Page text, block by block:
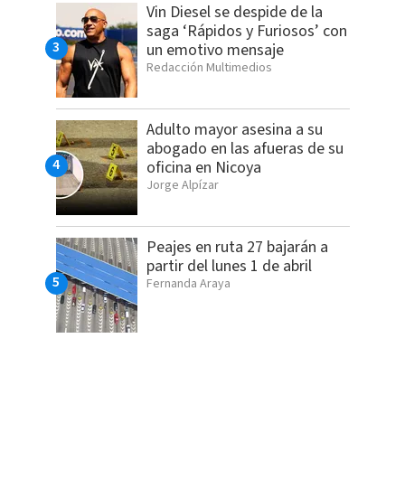
Vin Diesel se despide de la
saga ‘Rápidos y Furiosos’ con
un emotivo mensaje
Redacción Multimedios
Adulto mayor asesina a su
abogado en las afueras de su
oficina en Nicoya
Jorge Alpízar
Peajes en ruta 27 bajarán a
partir del lunes 1 de abril
Fernanda Araya